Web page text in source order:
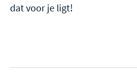
dat voor je ligt!